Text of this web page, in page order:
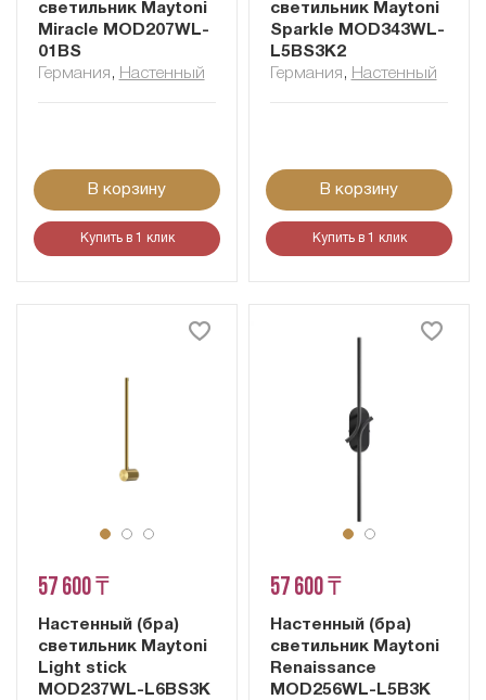
светильник Maytoni
Miracle MOD207WL-
01BS
Германия , Настенный
В корзину
Купить в 1 клик
светильник Maytoni
Sparkle MOD343WL-
L5BS3K2
Германия , Настенный
В корзину
Купить в 1 клик
57 600 ₸
Настенный (бра)
светильник Maytoni
Light stick
MOD237WL-L6BS3K
57 600 ₸
Настенный (бра)
светильник Maytoni
Renaissance
MOD256WL-L5B3K